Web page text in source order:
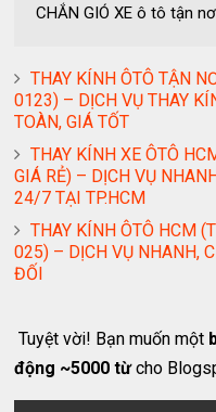
CHẮN GIÓ XE ô tô tận
THAY KÍNH ÔTÔ TẬN
0123) – DỊCH VỤ THAY
TOÀN, GIÁ TỐT
THAY KÍNH XE ÔTÔ
GIÁ RẺ) – DỊCH VỤ
24/7 TẠI TP.HCM
THAY KÍNH ÔTÔ HCM
025) – DỊCH VỤ NHANH,
ĐỐI
Tuyệt vời! Bạn muốn một
động ~5000 từcho